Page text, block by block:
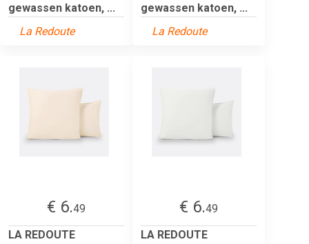
gewassen katoen, ...
La Redoute
gewassen katoen, ...
La Redoute
€ 6.49
LA REDOUTE
€ 6.49
LA REDOUTE